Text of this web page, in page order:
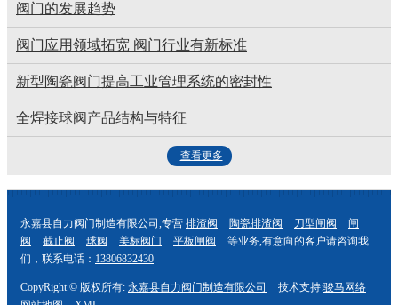
阀门的发展趋势
阀门应用领域拓宽 阀门行业有新标准
新型陶瓷阀门提高工业管理系统的密封性
全焊接球阀产品结构与特征
查看更多
永嘉县自力阀门制造有限公司,专营 排渣阀 陶瓷排渣阀 刀型闸阀
闸
阀
截止阀 球阀 美标阀门 平板闸阀
等业务,有意向的客户请咨询我
们，联系电话： 13806832430
CopyRight © 版权所有: 永嘉县自力阀门制造有限公司 技术支持:骏马网络